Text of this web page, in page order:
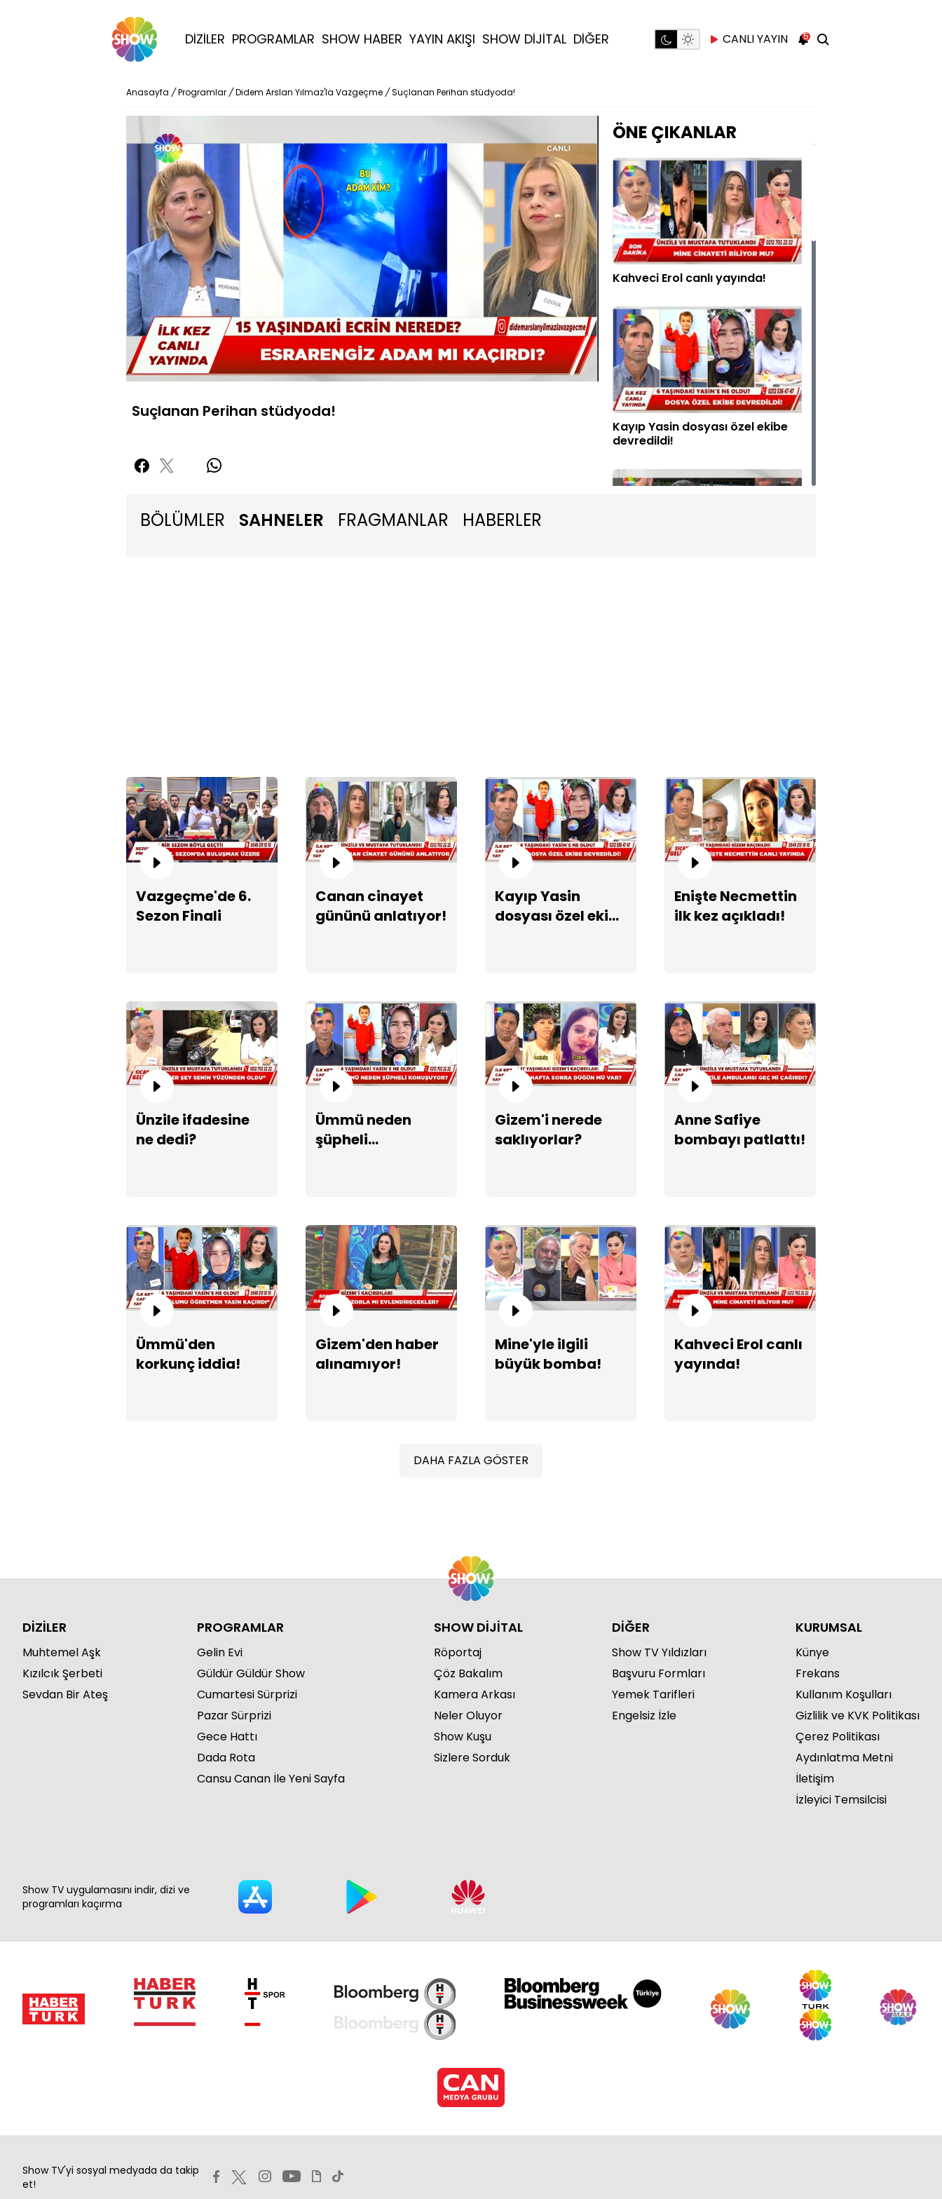
DİZİLER PROGRAMLAR SHOW HABER YAYIN AKIŞI SHOW DİJİTAL DİĞER CANLI YAYIN 5
Anasayfa / Programlar / Didem Arslan Yılmaz'la Vazgeçme / Suçlanan Perihan stüdyoda!
Sessiz
Yüklendi:
7.05%
Oynatma
Hızı
Suçlanan Perihan stüdyoda!
ÖNE ÇIKANLAR
Kahveci Erol canlı yayında!
Kayıp Yasin dosyası özel ekibe
devredildi!
Ecrin, Perihan'ın yanında mı?
Ünzile ve Mustafa tutuklandı!
BÖLÜMLER SAHNELER FRAGMANLAR HABERLER
Vazgeçme'de 6.
Sezon Finali
Canan cinayet
gününü anlatıyor!
Kayıp Yasin
dosyası özel ekibe
Enişte Necmettin
ilk kez açıkladı!
Ünzile ifadesine
ne dedi?
Ümmü neden
şüpheli
Gizem'i nerede
saklıyorlar?
Anne Safiye
bombayı patlattı!
Ümmü'den
korkunç iddia!
Gizem'den haber
alınamıyor!
Mine'yle ilgili
büyük bomba!
Kahveci Erol canlı
yayında!
DAHA FAZLA GÖSTER
DİZİLER
Muhtemel Aşk
Kızılcık Şerbeti
Sevdan Bir Ateş
PROGRAMLAR
Gelin Evi
Güldür Güldür Show
Cumartesi Sürprizi
Pazar Sürprizi
Gece Hattı
Dada Rota
Cansu Canan İle Yeni Sayfa
SHOW DİJİTAL
Röportaj
Çöz Bakalım
Kamera Arkası
Neler Oluyor
Show Kuşu
Sizlere Sorduk
DİĞER
Show TV Yıldızları
Başvuru Formları
Yemek Tarifleri
Engelsiz İzle
KURUMSAL
Künye
Frekans
Kullanım Koşulları
Gizlilik ve KVK Politikası
Çerez Politikası
Aydınlatma Metni
İletişim
İzleyici Temsilcisi
Show TV uygulamasını indir, dizi ve
programları kaçırma
Show TV'yi sosyal medyada da takip
et!